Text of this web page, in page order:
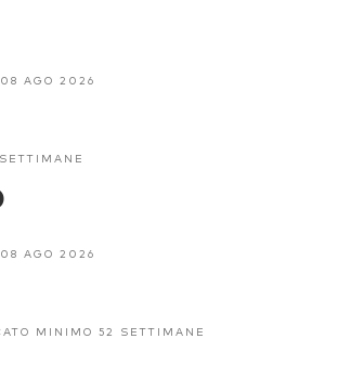
AGO 2026
AGO 2026
MINIMO 52 SETTIMANE